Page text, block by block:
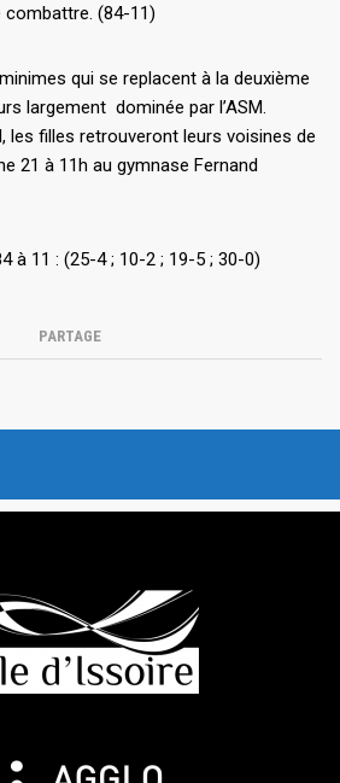
combattre. (84-11)
qui se replacent à la deuxième
largement dominée par l’ASM.
les filles retrouveront leurs voisines de
21 à 11h au gymnase Fernand
à 11 : (25-4 ; 10-2 ; 19-5 ; 30-0)
PARTAGE